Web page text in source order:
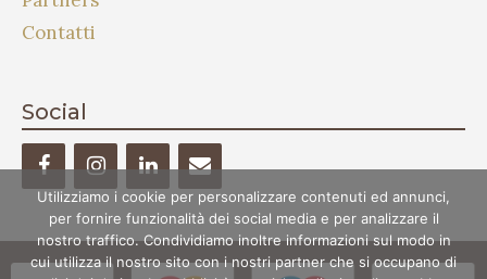
Contatti
Social
Utilizziamo i cookie per personalizzare contenuti ed annunci,
per fornire funzionalità dei social media e per analizzare il
nostro traffico. Condividiamo inoltre informazioni sul modo in
cui utilizza il nostro sito con i nostri partner che si occupano di